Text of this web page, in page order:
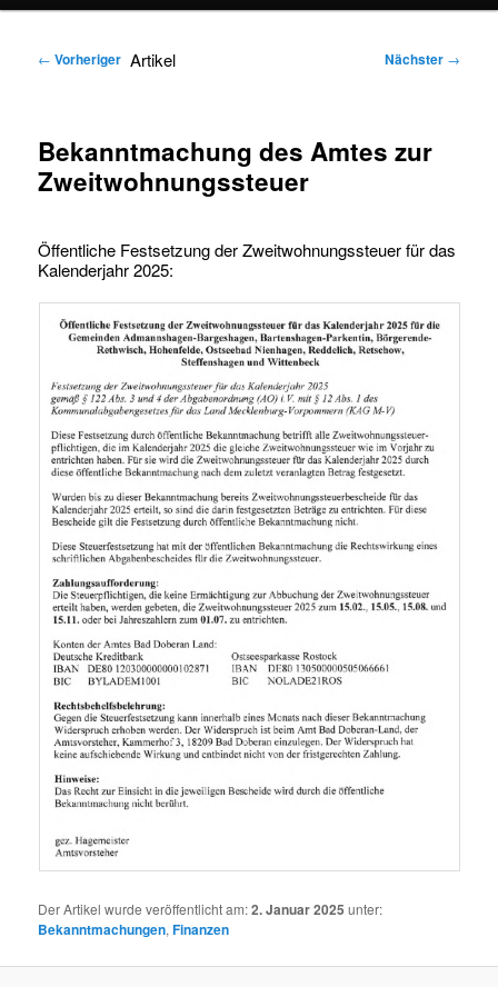
Artikel
← Vorheriger Nächster →
Bekanntmachung des Amtes zur
Zweitwohnungssteuer
Öffentliche Festsetzung der Zweitwohnungssteuer für das
Kalenderjahr 2025:
Der Artikel wurde veröffentlicht am:2. Januar 2025 unter:
Bekanntmachungen,Finanzen